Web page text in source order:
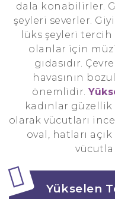
dala konabilirler.
şeyleri severler.
lüks şeyleri
olanlar için
gıdasıdır.
havasının
önemlidir.
kadınlar güzellik
olarak vücutları
oval, hatları
Yükselen